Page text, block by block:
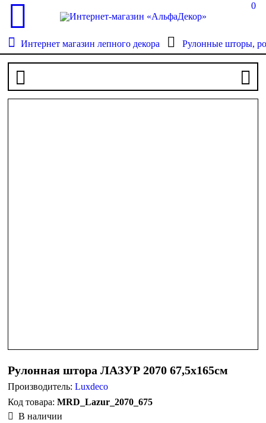
0
Интернет магазин лепного декора Рулонные шторы,
Рулонная штора ЛАЗУР 2070 67,5х165см
Производитель:Luxdeco
MRD_Lazur_2070_675
В наличии